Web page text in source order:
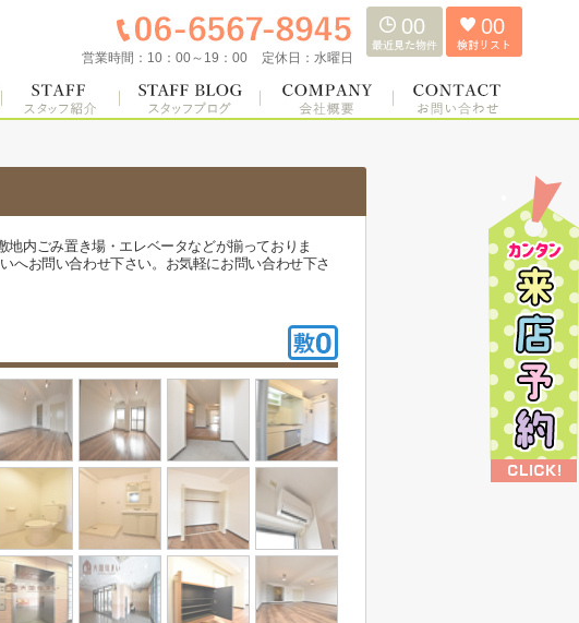
営業時間： 10：00～19：00 定休日： 水曜日
00 00
内ごみ置き場・エレベータなどが揃っておりま
へお問い合わせ下さい。お気軽にお問い合わせ下さ